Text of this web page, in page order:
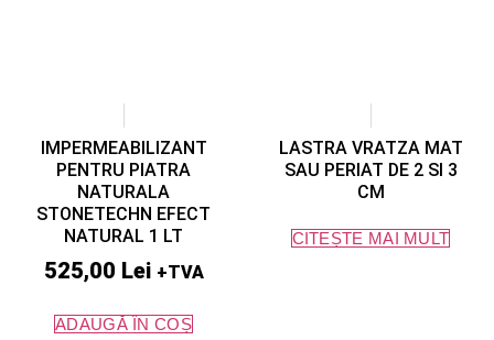
IMPERMEABILIZANT
PENTRU PIATRA
NATURALA
STONETECHN EFECT
NATURAL 1 LT
525,00 Lei +TVA
ADAUGĂ ÎN COȘ
LASTRA VRATZA MAT
SAU PERIAT DE 2 SI 3
CM
CITEȘTE MAI MULT